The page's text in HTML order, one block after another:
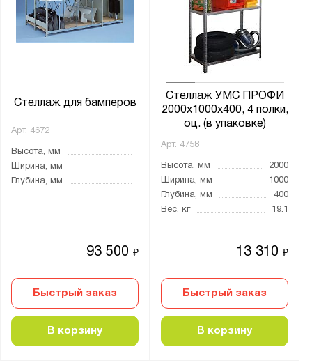
Стеллаж для бамперов
Арт. 4672
Высота, мм
Ширина, мм
Глубина, мм
93 500₽
Быстрый заказ
В корзину
Стеллаж УМС ПРОФИ
2000х1000х400, 4 полки,
оц. (в упаковке)
Арт. 4758
Высота, мм
2000
Ширина, мм
1000
Глубина, мм
400
Вес, кг
19.1
13 310₽
Быстрый заказ
В корзину